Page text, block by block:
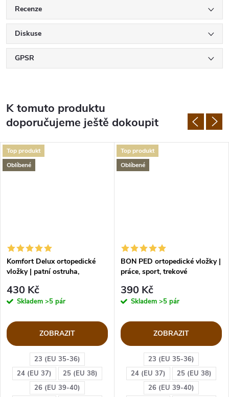
Recenze
Diskuse
GPSR
K tomuto produktu
doporučujeme ještě dokoupit
Top produkt
Oblíbené
23 (EU 35-36)
24 (EU 37)
25 (EU 38)
26 (EU 39-40)
Komfort Delux ortopedické
vložky | patní ostruha,
430 Kč
Skladem >5 pár
ZOBRAZIT
Top produkt
Oblíbené
23 (EU 35-36)
24 (EU 37)
25 (EU 38)
26 (EU 39-40)
BON PED ortopedické vložky |
práce, sport, trekové
390 Kč
Skladem >5 pár
ZOBRAZIT